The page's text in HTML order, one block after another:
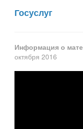
Госуслуг
Информация о
октября 2016